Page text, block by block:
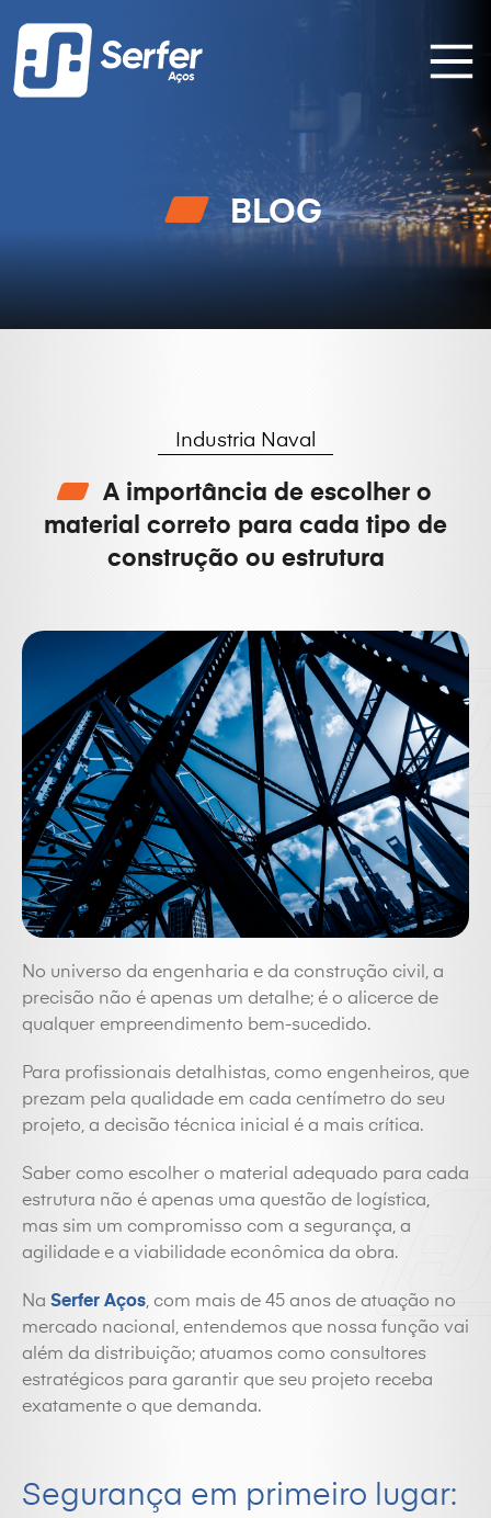
BLOG
Industria Naval
A importância de escolher o
material correto para cada tipo de
construção ou estrutura
No universo da engenharia e da construção civil, a
precisão não é apenas um detalhe; é o alicerce de
qualquer empreendimento bem-sucedido.
Para profissionais detalhistas, como engenheiros, que
prezam pela qualidade em cada centímetro do seu
projeto, a decisão técnica inicial é a mais crítica.
Saber como escolher o material adequado para cada
estrutura não é apenas uma questão de logística,
mas sim um compromisso com a segurança, a
agilidade e a viabilidade econômica da obra.
Na Serfer Aços, com mais de 45 anos de atuação no
mercado nacional, entendemos que nossa função vai
além da distribuição; atuamos como consultores
estratégicos para garantir que seu projeto receba
exatamente o que demanda.
Segurança em primeiro lugar: